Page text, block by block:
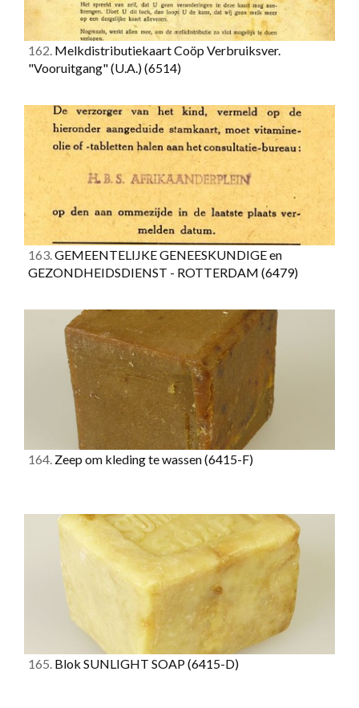
162. Melkdistributiekaart Coöp Verbruiksver.
"Vooruitgang" (U.A.)(6514)
163.GEMEENTELIJKE GENEESKUNDIGE en
GEZONDHEIDSDIENST - ROTTERDAM (6479)
164. Zeep om kleding te wassen(6415-F)
165. Blok SUNLIGHT SOAP(6415-D)